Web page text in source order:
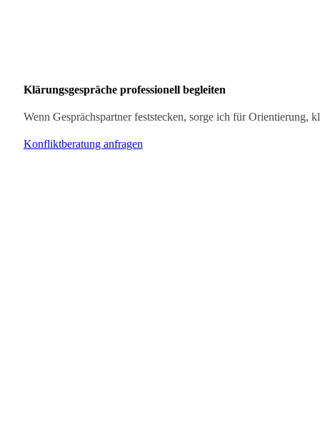
Klärungsgespräche professionell begleiten
Wenn Gesprächspartner feststecken, sorge ich für Orientierung,
Konfliktberatung anfragen